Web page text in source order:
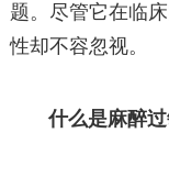
题。尽管它在临
性却不容忽视。
什么是麻醉过